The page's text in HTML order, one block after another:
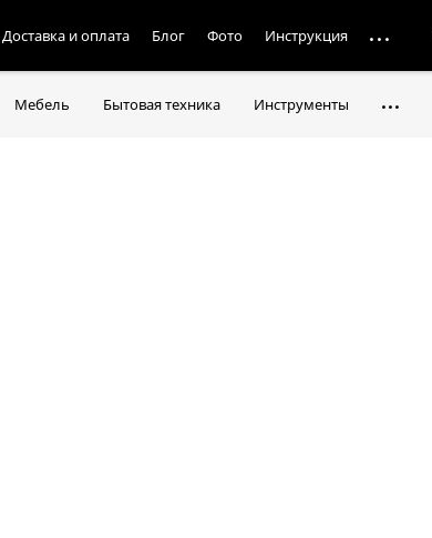
Доставка и оплата Блог Фото Инструкция
Мебель Бытовая техника Инструменты